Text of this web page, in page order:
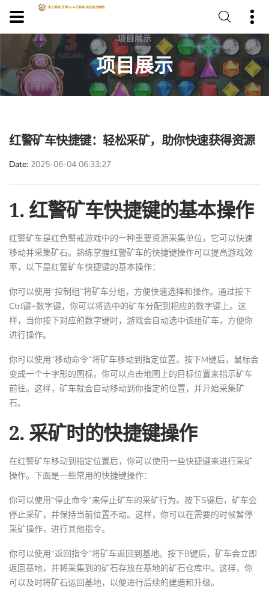
项目展示
红警矿车快捷键：轻松采矿，助你快速获得资源
Date 2025-06-04 06:33:27
1. 红警矿车快捷键的基本操作
红警矿车是红色警戒游戏中的一种重要资源采集单位，它可以快速
移动并采集矿石。熟练掌握红警矿车的快捷键操作可以提高游戏效
率，以下是红警矿车快捷键的基本操作：
你可以使用“控制组”将矿车分组，方便快速选择和操作。通过按下
Ctrl键+数字键，你可以将选中的矿车分配到相应的数字键上。这
样，当你按下对应的数字键时，游戏会自动选中该组矿车，方便你
进行操作。
你可以使用“移动命令”将矿车移动到指定位置。按下M键后，鼠标会
变成一个十字形的图标，你可以点击地图上的目标位置来指示矿车
前往。这样，矿车就会自动移动到你指定的位置，并开始采集矿
石。
2. 采矿时的快捷键操作
在红警矿车移动到指定位置后，你可以使用一些快捷键来进行采矿
操作。下面是一些常用的快捷键操作：
你可以使用“停止命令”来停止矿车的采矿行为。按下S键后，矿车会
停止采矿，并保持当前位置不动。这样，你可以在需要的时候暂停
采矿操作，进行其他指令。
你可以使用“返回指令”将矿车返回到基地。按下B键后，矿车会立即
返回基地，并将采集到的矿石存放在基地的矿石仓库中。这样，你
可以及时将矿石运回基地，以便进行后续的建造和升级。